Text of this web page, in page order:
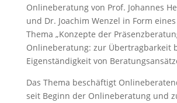
Onlineberatung von Prof. Johannes
und Dr. Joachim Wenzel in Form
Thema „Konzepte der
Onlineberatung: zur Übertragbarkeit
Eigenständigkeit von
Das Thema beschäftigt
seit Beginn der Onlineberatung und